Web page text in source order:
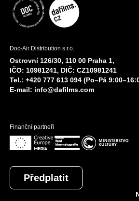
Doc-Air Distribution s.r.o.
Ostrovní 126/30, 110 00 Praha 1,
IČO: 10981241, DIČ: CZ10981241
Tel.: +420 777 613 094 (Po–Pá
E-mail: info@dafilms.com
Finanční partneři
Předplatit